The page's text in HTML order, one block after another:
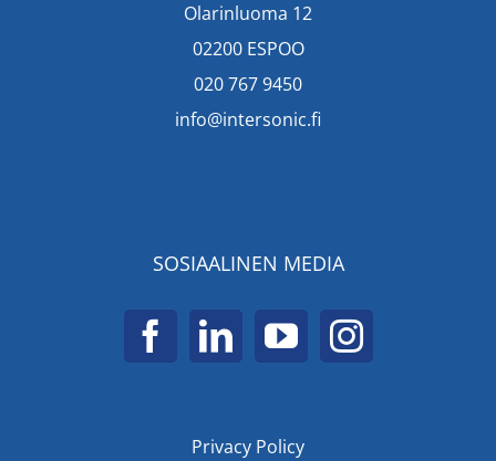
Olarinluoma 12
02200 ESPOO
020 767 9450
info@intersonic.fi
SOSIAALINEN MEDIA
Privacy Policy